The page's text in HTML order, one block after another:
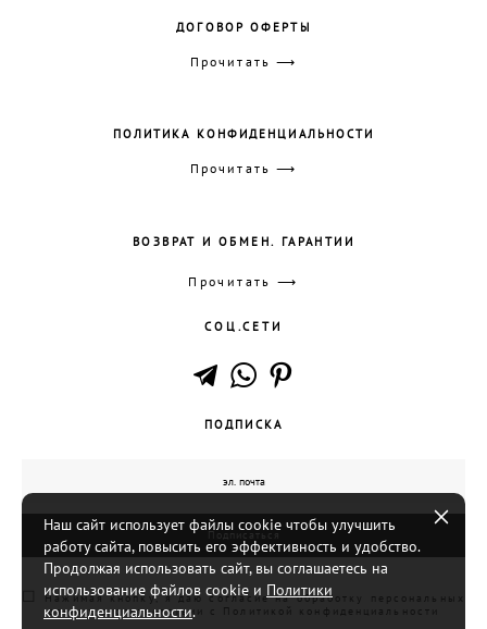
ДОГОВОР ОФЕРТЫ
Прочитать ⟶
ПОЛИТИКА КОНФИДЕНЦИАЛЬНОСТИ
Прочитать ⟶
ВОЗВРАТ И ОБМЕН. ГАРАНТИИ
Прочитать ⟶
СОЦ.СЕТИ
ПОДПИСКА
Подписаться
☐Нажимая кнопку, я даю согласие на обработку персональных
данных в соответствии с Политикой конфиденциальности
Наш сайт использует файлы cookie чтобы улучшить
работу сайта, повысить его эффективность и удобство.
Продолжая использовать сайт, вы соглашаетесь на
использование файлов cookie и Политики
конфиденциальности.